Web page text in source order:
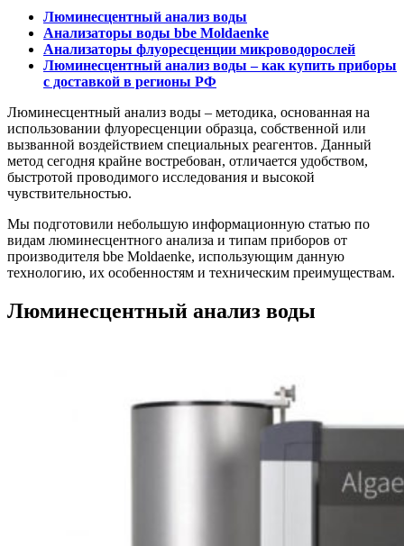
Люминесцентный анализ воды
Анализаторы воды bbe Moldaenke
Анализаторы флуоресценции микроводорослей
Люминесцентный анализ воды – как купить приборы
с доставкой в регионы РФ
Люминесцентный анализ воды – методика, основанная на
использовании флуоресценции образца, собственной или
вызванной воздействием специальных реагентов. Данный
метод сегодня крайне востребован, отличается удобством,
быстротой проводимого исследования и высокой
чувствительностью.
Мы подготовили небольшую информационную статью по
видам люминесцентного анализа и типам приборов от
производителя bbe Moldaenke, использующим данную
технологию, их особенностям и техническим преимуществам.
Люминесцентный анализ воды